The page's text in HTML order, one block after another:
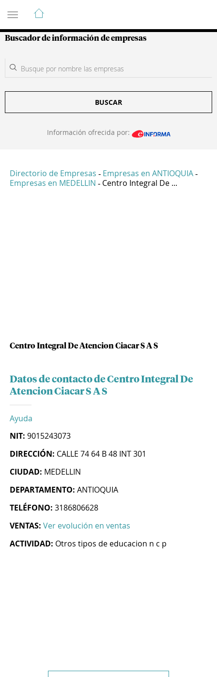
Guía de Empresas Colombianas
Buscador de información de empresas
BUSCAR
Información ofrecida por:
Directorio de Empresas - Empresas en ANTIOQUIA -
Empresas en MEDELLIN - Centro Integral De ...
Centro Integral De Atencion Ciacar S A S
Datos de contacto de Centro Integral De
Atencion Ciacar S A S
Ayuda
NIT: 9015243073
DIRECCIÓN: CALLE 74 64 B 48 INT 301
CIUDAD: MEDELLIN
DEPARTAMENTO: ANTIOQUIA
TELÉFONO: 3186806628
VENTAS: Ver evolución en ventas
ACTIVIDAD: Otros tipos de educacion n c p